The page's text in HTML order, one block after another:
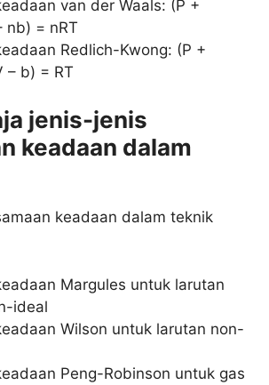
van der Waals: (P +
nb) = nRT
Redlich-Kwong: (P +
– b) = RT
jenis-jenis
keadaan dalam
keadaan dalam teknik
Margules untuk larutan
ideal
Wilson untuk larutan non-
Peng-Robinson untuk gas